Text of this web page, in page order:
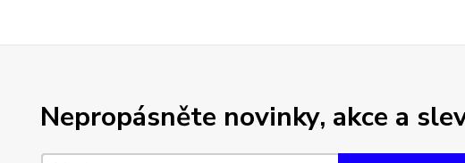
Nepropásněte novinky, akce a